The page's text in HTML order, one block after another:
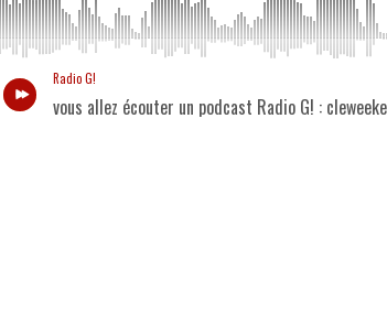
Radio G!
vous allez écouter un podcast Radio G! :